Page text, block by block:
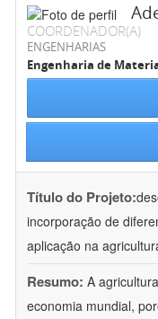
COORDENADOR(A)
ENGENHARIAS
Engenharia de
Título do Projeto:
incorporação de
aplicação na
Resumo: A
economia mundial,